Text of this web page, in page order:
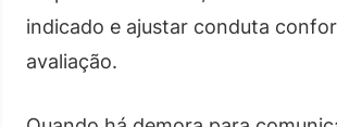
indicado e ajustar conduta
avaliação.